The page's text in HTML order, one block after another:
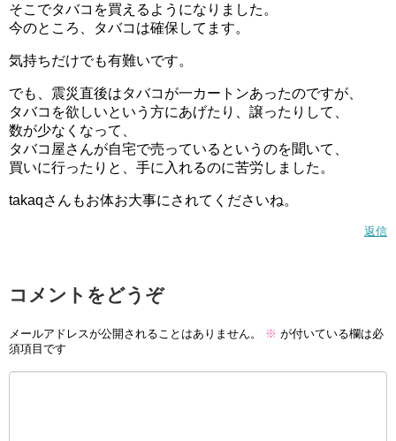
そこでタバコを買えるようになりました。
今のところ、タバコは確保してます。
気持ちだけでも有難いです。
でも、震災直後はタバコが一カートンあったのですが、
タバコを欲しいという方にあげたり、譲ったりして、
数が少なくなって、
タバコ屋さんが自宅で売っているというのを聞いて、
買いに行ったりと、手に入れるのに苦労しました。
takaqさんもお体お大事にされてくださいね。
返信
コメントをどうぞ
メールアドレスが公開されることはありません。 ※ が付いている欄は必
須項目です